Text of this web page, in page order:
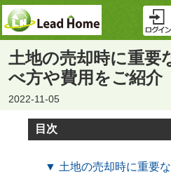
土地の売却時に重要
べ方や費用をご紹介
2022-11-05
目次
▼ 土地の売却時に重要